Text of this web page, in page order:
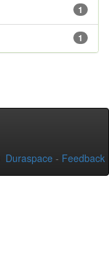
1
1
Duraspace - Feedback